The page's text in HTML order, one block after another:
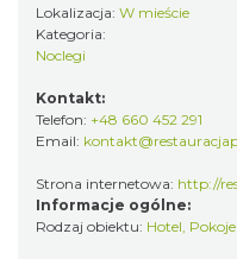
Lokalizacja: W mieście
Kategoria:
Noclegi
Kontakt:
Telefon: +48 660 452 291
Email:
Strona internetowa: http://
Informacje ogólne:
Rodzaj obiektu: Hotel,